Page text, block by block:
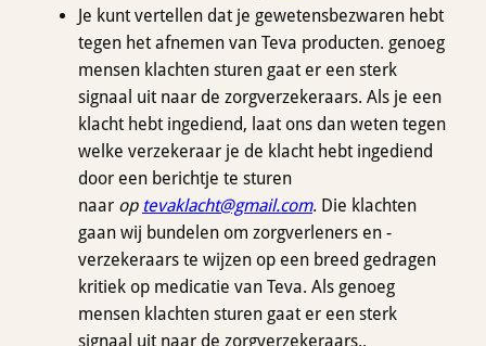
Je kunt vertellen dat je gewetensbezwaren hebt
tegen het afnemen van Teva producten. genoeg
mensen klachten sturen gaat er een sterk
signaal uit naar de zorgverzekeraars. Als je een
klacht hebt ingediend, laat ons dan weten tegen
welke verzekeraar je de klacht hebt ingediend
door een berichtje te sturen
naar op tevaklacht@gmail.com. Die klachten
gaan wij bundelen om zorgverleners en -
verzekeraars te wijzen op een breed gedragen
kritiek op medicatie van Teva. Als genoeg
mensen klachten sturen gaat er een sterk
signaal uit naar de zorgverzekeraars..